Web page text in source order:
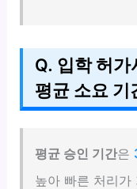
Q. 입학 허가
평균 소요 기
평균 승인 기간은
높아 빠른 처리가